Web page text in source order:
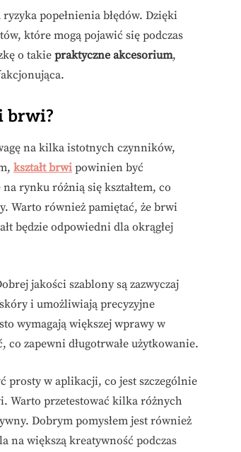
popełnienia błędów. Dzięki
które mogą pojawić się podczas
o takie praktyczne akcesorium,
brwi?
na kilka istotnych czynników,
kształt brwi powinien być
rynku różnią się kształtem, co
Warto również pamiętać, że brwi
będzie odpowiedni dla okrągłej
jakości szablony są zazwyczaj
i umożliwiają precyzyjne
wymagają większej wprawy w
zapewni długotrwałe użytkowanie.
prosty w aplikacji, co jest szczególnie
Warto przetestować kilka różnych
Dobrym pomysłem jest również
na większą kreatywność podczas